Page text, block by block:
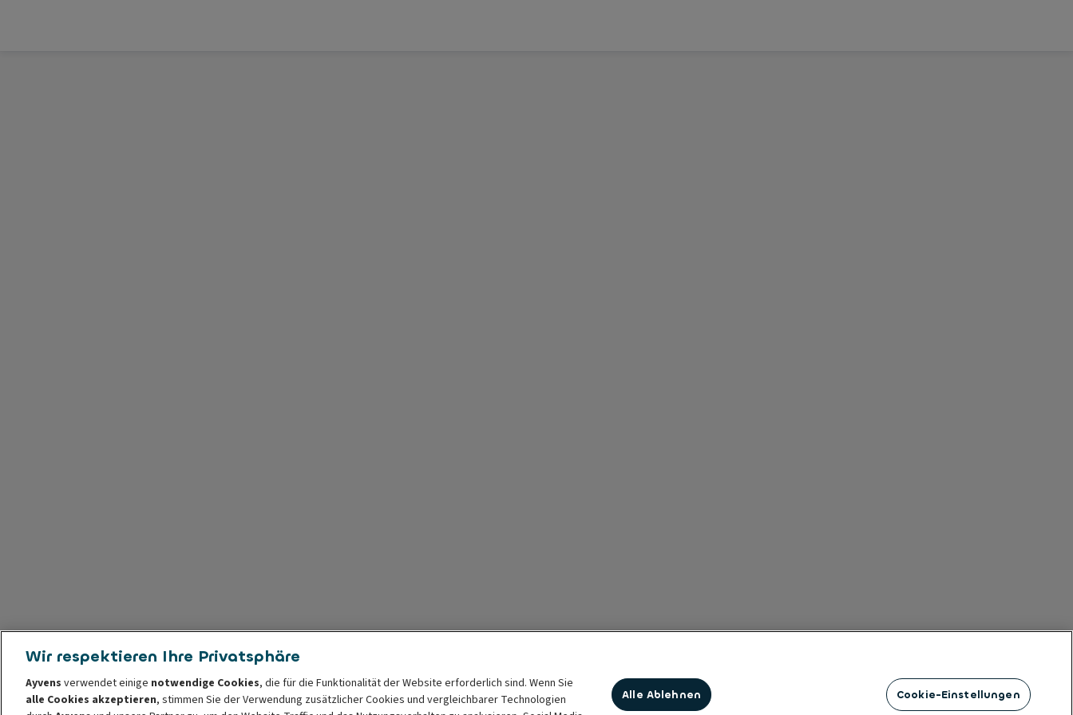
Wir respektieren Ihre Privatsphäre
Ayvens verwendet einige notwendige Cookies, die für die Funktionalität der Website erforderlich sind. Wenn Sie
alle Cookies akzeptieren, stimmen Sie der Verwendung zusätzlicher Cookies und vergleichbarer Technologien
Cookie-Einstellungen
Alle Ablehnen